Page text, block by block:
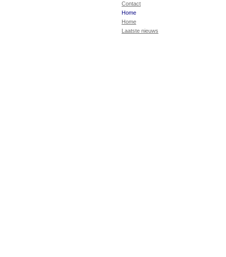
Contact
Home
Home
Laatste nieuws